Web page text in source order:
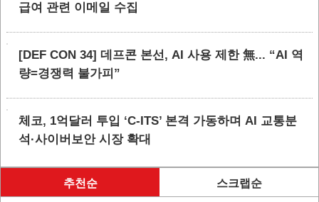
급여 관련 이메일 수집
[DEF CON 34] 데프콘 본선, AI 사용 제한 無... “AI 역
량=경쟁력 불가피”
체코, 1억달러 투입 ‘C-ITS’ 본격 가동하며 AI 교통분
석·사이버보안 시장 확대
추천순 스크랩순